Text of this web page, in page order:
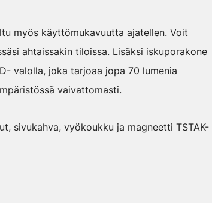
myös käyttömukavuutta ajatellen. Voit
ahtaissakin tiloissa. Lisäksi iskuporakone
valolla, joka tarjoaa jopa 70 lumenia
vaivattomasti.
sivukahva, vyökoukku ja magneetti TSTAK-